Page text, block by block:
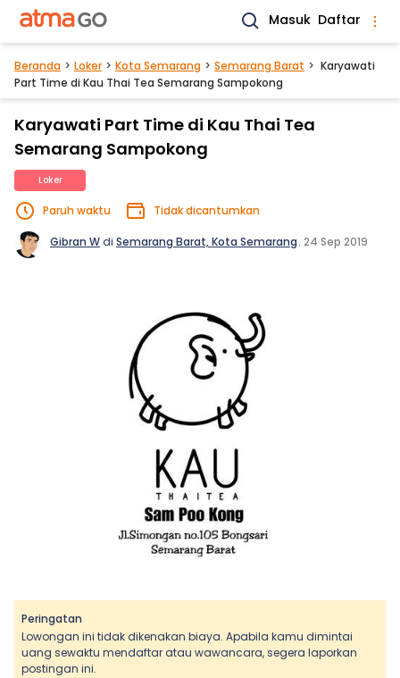
Masuk Daftar
Beranda Loker Kota Semarang Semarang Barat
Karyawati
Part Time di Kau Thai Tea Semarang Sampokong
Karyawati Part Time di Kau Thai Tea
Semarang Sampokong
Loker
Paruh waktu Tidak dicantumkan
Gibran Wdi Semarang Barat, Kota Semarang. 24 Sep 2019
Peringatan
Lowongan ini tidak dikenakan biaya. Apabila kamu dimintai
uang sewaktu mendaftar atau wawancara, segera laporkan
postingan ini.